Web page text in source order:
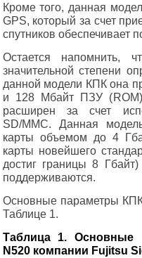
Кроме того, данная
GPS, который за счет
спутников обеспечивает
Остается напомнить,
значительной степени
данной модели КПК она
и 128 Мбайт ПЗУ (ROM
расширен за счет
SD/MMC. Данная
карты объемом до 4
карты новейшего
достиг границы 8
поддерживаются.
Основные параметры
Таблице 1.
Таблица 1. Основные
N520 компании Fujitsu